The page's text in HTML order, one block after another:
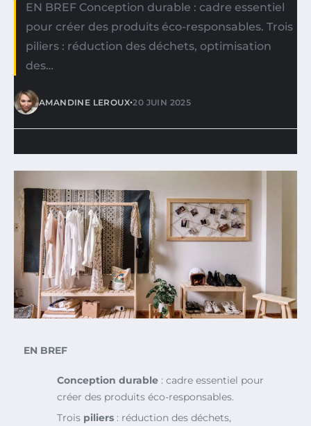
EN BREF Conception durable : cadre essentiel
pour créer des produits éco-responsables. Trois
piliers : réduction des déchets, optimisation
des…
AMANDINE LEROUX•20 JUIN 2025
EN BREF
Conception durable : cadre essentiel pour
créer des produits éco-responsables.
Trois piliers : réduction des déchets,